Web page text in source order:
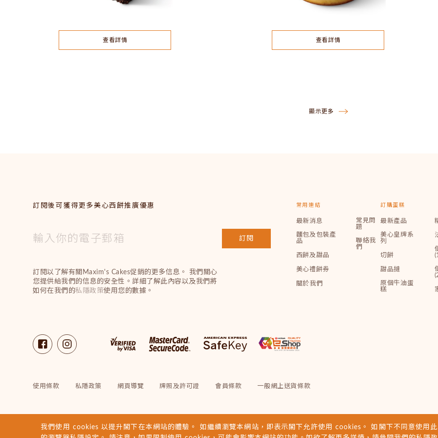
查看詳情 查看詳情
顯示更多
訂閱後可獲得更多美心西餅推廣優惠
訂閱
訂閱以了解有關Maxim's Cakes促銷的更多信息。 我們關心
您提供給我們的信息的安全性。詳細了解此內容以及我們將
如何在我們的私隱政策使用您的數據。
常用連結
最新消息
麵包及包裝產
品
西餅及甜品
美心禮餅券
關於我們
常見問
題
聯絡我
們
訂購蛋糕
最新產品
美心皇牌系
列
切餅
甜品撻
原個牛油蛋
糕
使用條款 私隱政策 網頁導覽 牌照及許可證 會員條款 一般網上送貨條款
我們使用 cookies 以提升閣下在本網站的體驗。 如繼續瀏覽本網站，即表示閣下允許使用 cookies。 如閣下不同意使用